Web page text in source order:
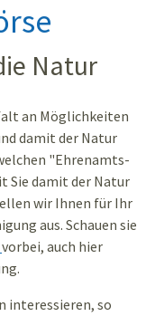
Natur
an Möglichkeiten
damit der Natur
"Ehrenamts-
Sie damit der Natur
wir Ihnen für Ihr
aus. Schauen sie
vorbei, auch hier
interessieren, so